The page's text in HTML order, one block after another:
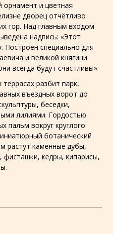
орнамент и цветная
дворец отчётливо
гор. Над главным входом
надпись: «Этот
. Построен специально для
и великой княгини
всегда будут счастливы».
разбит парк,
въездных ворот до
беседки,
лилиями. Гордостью
пальм вокруг круглого
ботанический
растуткаменные дубы,
,фисташки,кедры,кипарисы,
.